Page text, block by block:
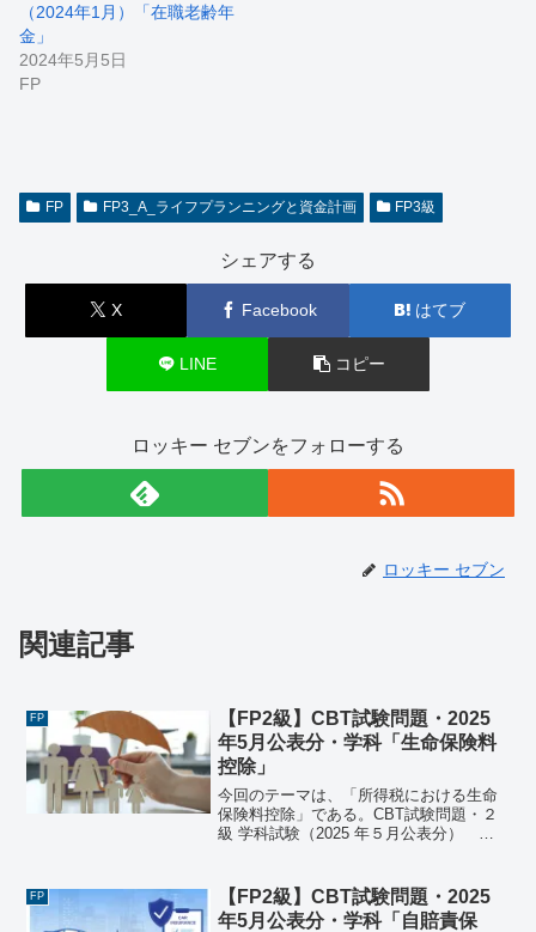
（2024年1月）「在職老齢年
金」
2024年5月5日
FP
FP FP3_A_ライフプランニングと資金計画 FP3級
シェアする
X Facebook はてブ
LINE コピー
ロッキー セブンをフォローする
ロッキー セブン
関連記事
FP
【FP2級】CBT試験問題・2025
年5月公表分・学科「生命保険料
控除」
今回のテーマは、「所得税における生命
保険料控除」である。CBT試験問題・２
級 学科試験（2025 年５月公表分） 問
はどれか。なお、各選択肢において、生
命保険契約...
FP
【FP2級】CBT試験問題・2025
年5月公表分・学科「自賠責保